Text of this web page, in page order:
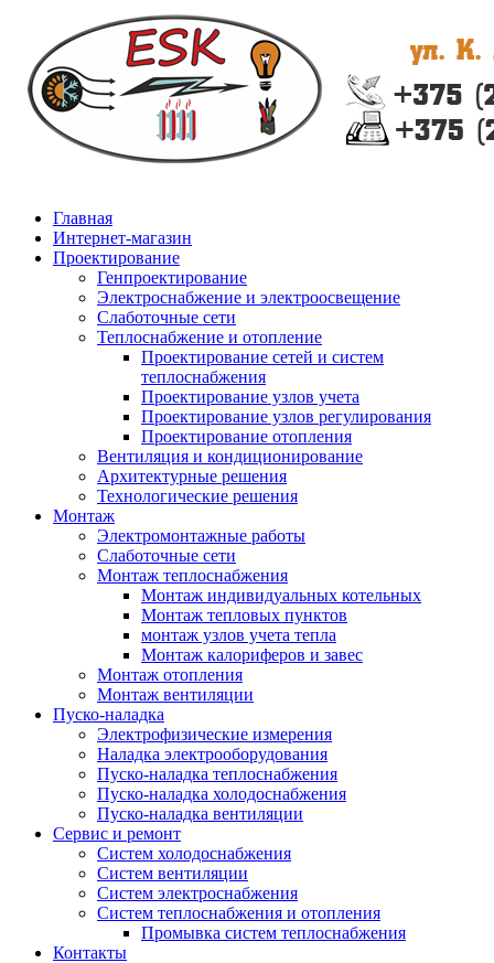
Главная
Интернет-магазин
Проектирование
Генпроектирование
Электроснабжение и электроосвещение
Слаботочные сети
Теплоснабжение и отопление
Проектирование сетей и систем
теплоснабжения
Проектирование узлов учета
Проектирование узлов регулирования
Проектирование отопления
Вентиляция и кондиционирование
Архитектурные решения
Технологические решения
Монтаж
Электромонтажные работы
Слаботочные сети
Монтаж теплоснабжения
Монтаж индивидуальных котельных
Монтаж тепловых пунктов
монтаж узлов учета тепла
Монтаж калориферов и завес
Монтаж отопления
Монтаж вентиляции
Пуско-наладка
Электрофизические измерения
Наладка электрооборудования
Пуско-наладка теплоснабжения
Пуско-наладка холодоснабжения
Пуско-наладка вентиляции
Сервис и ремонт
Систем холодоснабжения
Систем вентиляции
Систем электроснабжения
Систем теплоснабжения и отопления
Промывка систем теплоснабжения
Контакты